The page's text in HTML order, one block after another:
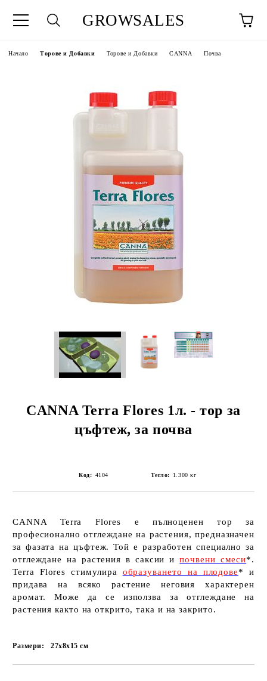
GROWSALES
Начало Торове и Добавки Торове и Добавки CANNA Почва
CANNA Terra Flores 1л. - тор за
цъфтеж, за почва
Код: 4104 Тегло: 1.300 кг
CANNA Terra Flores е пълноценен тор за
професионално отглеждане на растения, предназначен
за фазата на цъфтеж. Той е разработен специално за
отглеждане на растения в саксии ипочвени смеси*.
Terra Flores стимулира образуването на плодове* и
придава на всяко растение неговия характерен
аромат. Може да се използва за отглеждане на
растения както на открито, така и на закрито.
Размери: 27х8х15см